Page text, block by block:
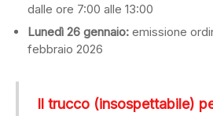
dalle ore 7:00 alle 13:00
Lunedì 26 gennaio: emissione
febbraio 2026
Il trucco (insospettabile)